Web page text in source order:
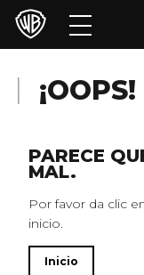
Películas
Franquicias
Colecciones
¡OOPS!
PARECE
MAL.
Por favor da clic
inicio.
Inicio